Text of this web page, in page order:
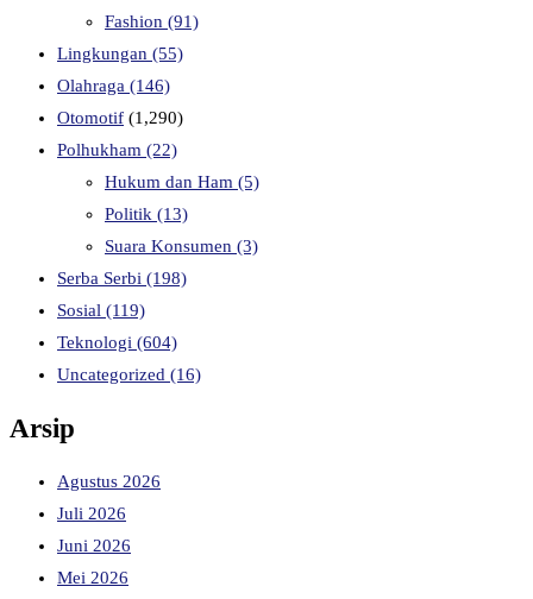
Fashion (91)
Lingkungan (55)
Olahraga (146)
Otomotif (1,290)
Polhukham (22)
Hukum dan Ham (5)
Politik (13)
Suara Konsumen (3)
Serba Serbi (198)
Sosial (119)
Teknologi (604)
Uncategorized (16)
Arsip
Agustus 2026
Juli 2026
Juni 2026
Mei 2026